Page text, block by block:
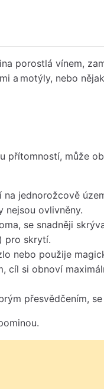
porostlá vínem,
a motýly, nebo
přítomností, může
jednorožcově
nejsou ovlivněny.
se snadněji
pro skrytí.
nebo použije
cíl si obnoví
přesvědčením,